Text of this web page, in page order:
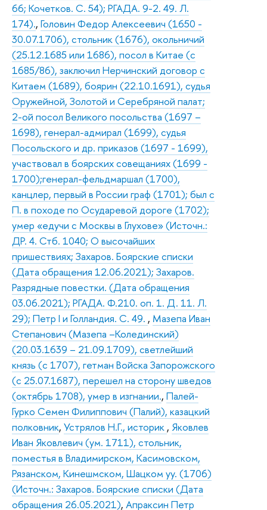
66; Кочетков. С. 54); РГАДА. 9-2. 49. Л.
174)., Головин Федор Алексеевич (1650 -
30.07.1706), стольник (1676), окольничий
(25.12.1685 или 1686), посол в Китае (с
1685/86), заключил Нерчинский договор с
Китаем (1689), боярин (22.10.1691), судья
Оружейной, Золотой и Серебряной палат;
2-ой посол Великого посольства (1697 –
1698), генерал-адмирал (1699), судья
Посольского и др. приказов (1697 - 1699),
участвовал в боярских совещаниях (1699 -
1700);генерал-фельдмаршал (1700),
канцлер, первый в России граф (1701); был с
П. в походе по Осударевой дороге (1702);
умер «едучи с Москвы в Глухове» (Источн.:
ДР. 4. Стб. 1040; О высочайших
пришествиях; Захаров. Боярские списки
(Дата обращения 12.06.2021); Захаров.
Разрядные повестки. (Дата обращения
03.06.2021); РГАДА. Ф.210. оп. 1. Д. 11. Л.
29); Петр I и Голландия. С. 49. , Мазепа Иван
Степанович (Мазепа –Колединский)
(20.03.1639 – 21.09.1709), светлейший
князь (с 1707), гетман Войска Запорожского
(с 25.07.1687), перешел на сторону шведов
(октябрь 1708), умер в изгнании., Палей-
Гурко Семен Филиппович (Палий), казацкий
полковник, Устрялов Н.Г., историк , Яковлев
Иван Яковлевич (ум. 1711), стольник,
поместья в Владимирском, Касимовском,
Рязанском, Кинешмском, Шацком уу. (1706)
(Источн.: Захаров. Боярские списки (Дата
обращения 26.05.2021), Апраксин Петр